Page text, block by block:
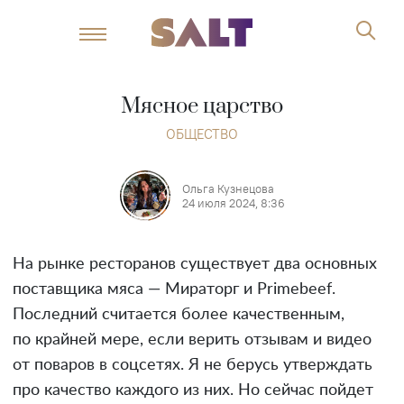
Мясное царство
ОБЩЕСТВО
Ольга Кузнецова
24 июля 2024, 8:36
На рынке ресторанов существует два основных
поставщика мяса — Мираторг и Primebeef.
Последний считается более качественным,
по крайней мере, если верить отзывам и видео
от поваров в соцсетях. Я не берусь утверждать
про качество каждого из них. Но сейчас пойдет